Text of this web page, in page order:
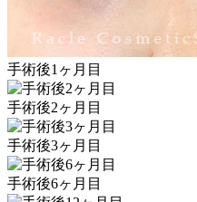
手術後1ヶ月目
手術後2ヶ月目
手術後3ヶ月目
手術後6ヶ月目